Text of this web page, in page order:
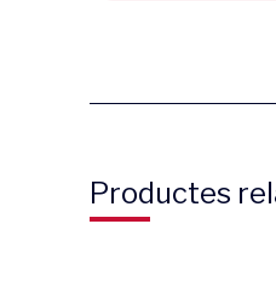
Productes